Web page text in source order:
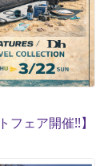
フェア開催!!】